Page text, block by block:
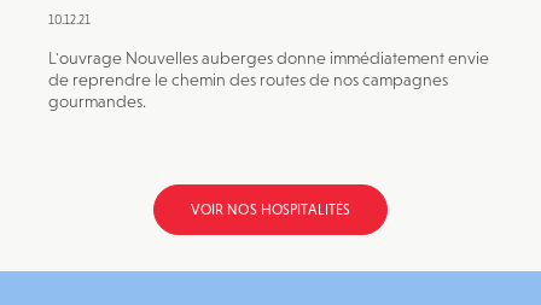
10.12.21
L'ouvrage Nouvelles auberges donne immédiatement envie
de reprendre le chemin des routes de nos campagnes
gourmandes.
VOIR NOS HOSPITALITÉS